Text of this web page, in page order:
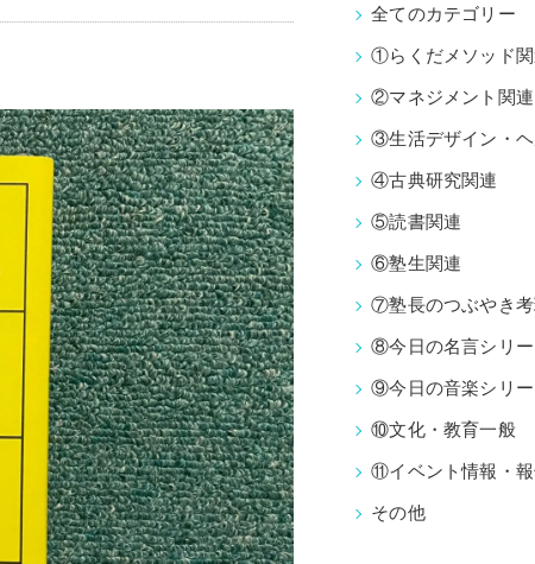
全てのカテゴリー
①らくだメソッド
②マネジメント関連
③生活デザイン・
④古典研究関連
⑤読書関連
⑥塾生関連
⑦塾長のつぶやき
⑧今日の名言シリ
⑨今日の音楽シリ
⑩文化・教育一般
⑪イベント情報・
その他